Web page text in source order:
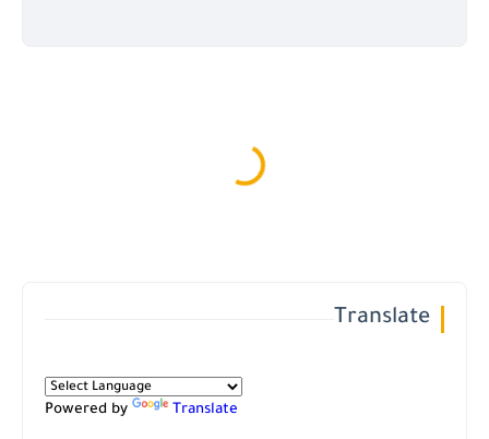
Translate
Powered by Translate